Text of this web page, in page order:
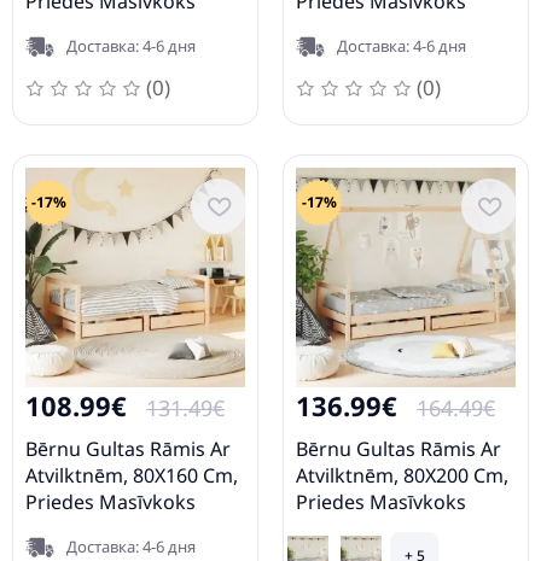
Доставка: 4-6 дня
(0)
Доставка: 4-6 дня
(0)
-17%
108.99€ 131.49€
Bērnu Gultas Rāmis Ar
Atvilktnēm, 80X160 Cm,
Priedes Masīvkoks
Доставка: 4-6 дня
-17%
136.99€ 164.49€
Bērnu Gultas Rāmis Ar
Atvilktnēm, 80X200 Cm,
Priedes Masīvkoks
+ 5